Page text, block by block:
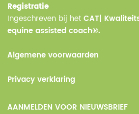
Registratie
Ingeschreven bij het CAT|
equine assisted coach®.
Algemene voorwaarden
Privacy verklaring
AANMELDEN VOOR NIEUWSBRIEF